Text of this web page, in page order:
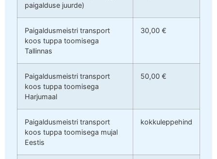
paigalduse juurde)
Paigaldusmeistri transport
koos tuppa toomisega
Tallinnas
30,00 €
Paigaldusmeistri transport
koos tuppa toomisega
Harjumaal
50,00 €
Paigaldusmeistri transport
koos tuppa toomisega mujal
Eestis
kokkuleppehind